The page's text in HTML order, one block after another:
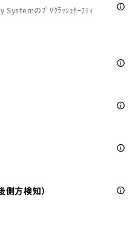
のﾌﾟﾘｸﾗｯｼｭｾｰﾌﾃｨ
方検知）